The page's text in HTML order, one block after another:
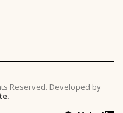
Reserved. Developed by
.